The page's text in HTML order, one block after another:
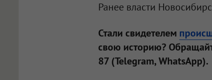
Ранее власти
Стали свидетелем
свою историю?
87 (Telegram, WhatsApp).